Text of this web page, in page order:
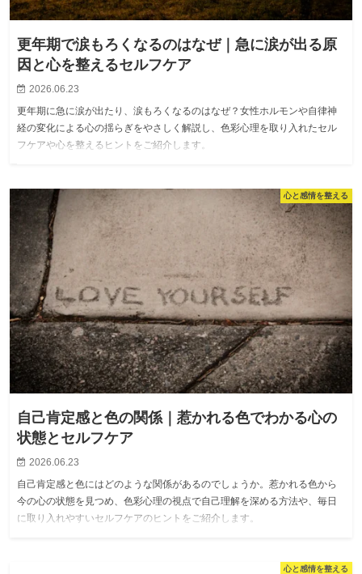
更年期で涙もろくなるのはなぜ｜急に涙が出る原
因と心を整えるセルフケア
2026.06.23
更年期に急に涙が出たり、涙もろくなるのはなぜ？女性ホルモンや自律神
経の変化による心の揺らぎをやさしく解説し、色彩心理を取り入れたセル
フケアや心を整えるヒントをご紹介します。
心と感情を整える
自己肯定感と色の関係｜惹かれる色でわかる心の
状態とセルフケア
2026.06.23
自己肯定感と色にはどのような関係があるのでしょうか。惹かれる色から
今の心の状態を見つめ、色彩心理の視点で自己理解を深める方法や、毎日
に取り入れやすいセルフケアのヒントをご紹介します。
心と感情を整える